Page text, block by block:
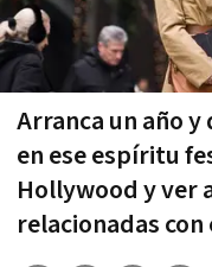
Arranca un año
en ese espíritu
Hollywood y ver
relacionadas